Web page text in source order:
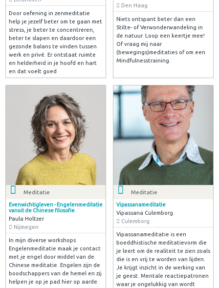
Door oefening in zenmeditatie
help je jezelf beter om te gaan met
stress, je beter te concentreren,
beter te slapen en daardoor een
gezonde balans te vinden tussen
werk en privé. Er ontstaat ruimte
en helderheid in je hoofd en hart
en dat voelt goed
Den Haag
Niets ontspant beter dan een
Stilte- of Verwonderwandeling in
de natuur. Loop een keertje mee!
Of vraag mij naar
(bewegings)meditaties of om een
Mindfulnesstraining.
Meditatie
Evenwichtigleven - Engelenmeditatie
vanuit de Chinese filosofie
Paula Holtzer
Nijmegen
In mijn diverse workshops
Engelenmeditatie maak je contact
met je engel door middel van de
Chinese meditatie. Engelen zijn de
boodschappers van de hemel en zij
helpen je op je pad hier op aarde.
Meditatie
Vipassanameditatie
Vipassana Culemborg
Culemborg
Vipassanameditatie is een
boeddhistische meditatievorm die
je leert om de realiteit te zien zoals
die is en vrij te worden van lijden.
Je krijgt inzicht in de werking van
je geest. Mentale reactiepatronen
waar je ongelukkig van wordt